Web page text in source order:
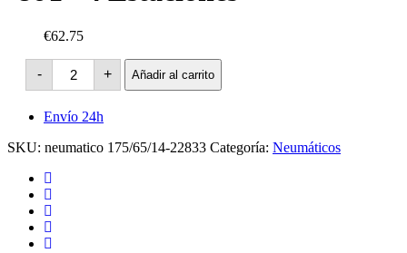
€62.75
-
FIRESTONE
Multiseason
2
XL
-86T
Estaciones
+ Añadir al carrito
Envío 24h
SKU: neumatico 175/65/14-22833 Categoría: Neumáticos